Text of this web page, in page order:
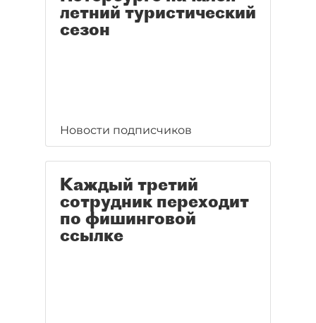
летний туристический
сезон
Новости подписчиков
Каждый третий
сотрудник переходит
по фишинговой
ссылке